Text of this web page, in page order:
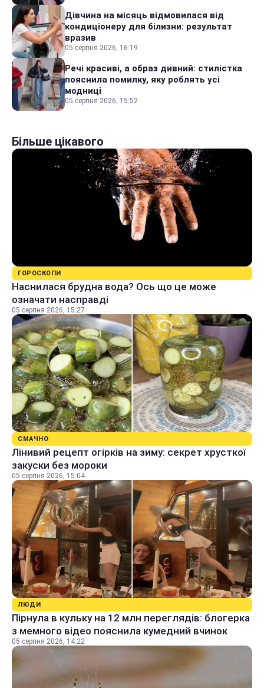
Дівчина на місяць відмовилася від
кондиціонеру для білизни: результат
вразив
05 серпня 2026, 16:19
Речі красиві, а образ дивний: стилістка
пояснила помилку, яку роблять усі
модниці
05 серпня 2026, 15:52
Більше цікавого
ГОРОСКОПИ
Наснилася брудна вода? Ось що це може
означати насправді
05 серпня 2026, 15:27
СМАЧНО
Лінивий рецепт огірків на зиму: секрет хрусткої
закуски без мороки
05 серпня 2026, 15:04
ЛЮДИ
Пірнула в кульку на 12 млн переглядів: блогерка
з мемного відео пояснила кумедний вчинок
05 серпня 2026, 14:22